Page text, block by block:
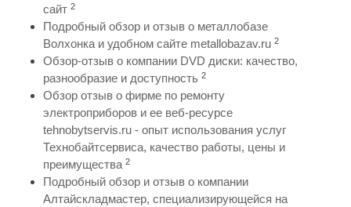
сайт 2
Подробный обзор и отзыв о металлобазе
Волхонка и удобном сайте metallobazav.ru 2
Обзор-отзыв о компании DVD диски: качество,
разнообразие и доступность 2
Обзор отзыв о фирме по ремонту
электроприборов и ее веб-ресурсе
tehnobytservis.ru - опыт использования услуг
Технобайтсервиса, качество работы, цены и
преимущества 2
Подробный обзор и отзыв о компании
Алтайскладмастер, специализирующейся на